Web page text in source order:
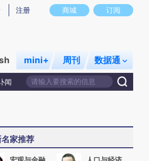
图存在偏差。不代表财新观点和立场。推荐点击链
商城 订阅
注册
mini+ 周刊 数据通
闻
家推荐